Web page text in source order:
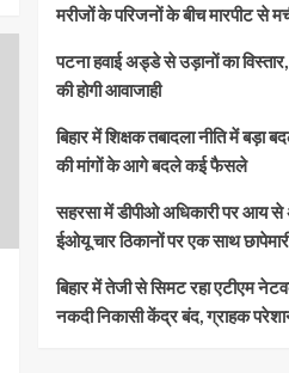
मरीजों के परिजनों के बीच मारपीट से
पटना हवाई अड्डे से उड़ानों का
की होगी आवाजाही
बिहार में शिक्षक तबादला नीति में बड़ा
की मांगों के आगे बदले कई फैसले
सहरसा में डीपीओ अधिकारी पर आय से
ईओयू चार ठिकानों पर एक साथ
बिहार में तेजी से सिमट रहा एटीएम
नकदी निकासी केंद्र बंद, ग्राहक